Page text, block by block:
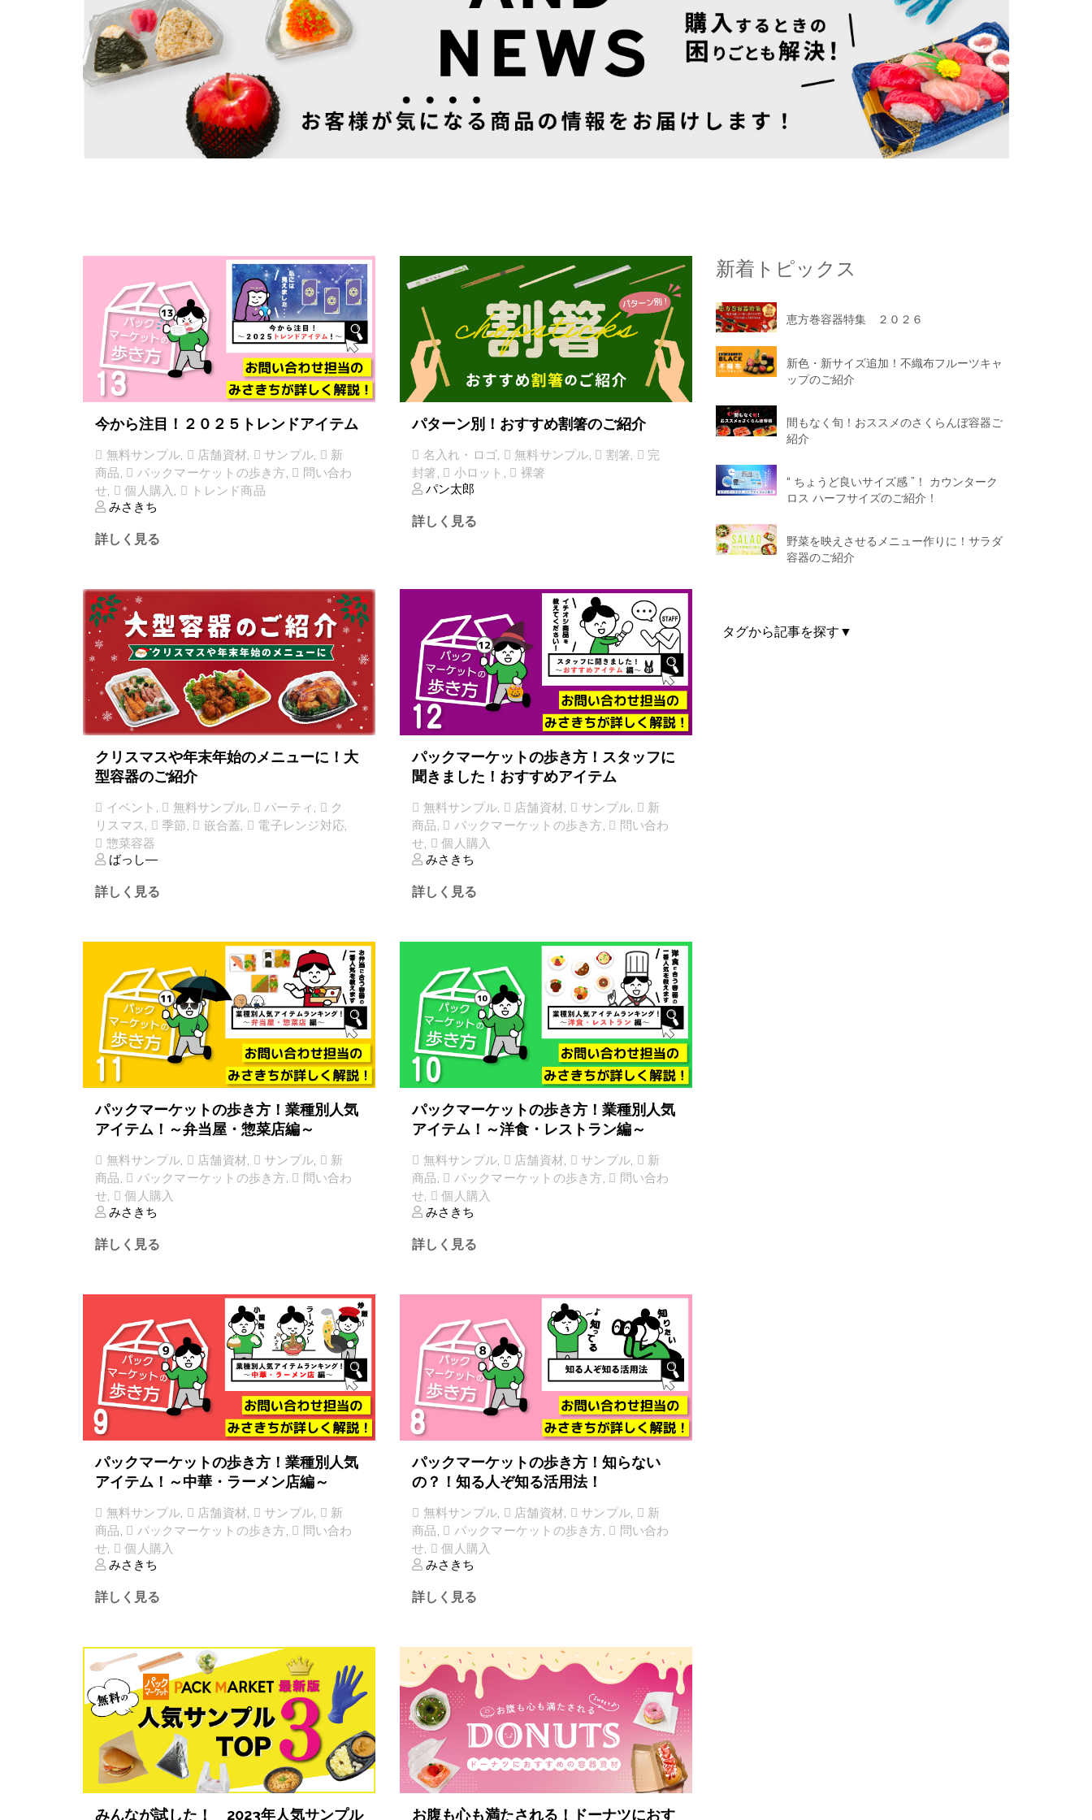
今から注目！２０２５トレンドアイテム
無料サンプル, 店舗資材, サンプル,
新
商品, パックマーケットの歩き方,
問い合わ
せ, 個人購入 ,
トレンド商品
みさきち
詳しく見る
パターン別！おすすめ割箸のご紹介
名入れ・ロゴ, 無料サンプル, 割箸,
完
封箸, 小ロット ,
裸箸
パン太郎
詳しく見る
クリスマスや年末年始のメニューに！大
型容器のご紹介
イベント , 無料サンプル, パーティ ,
ク
リスマス, 季節, 嵌合蓋, 電子レンジ対応,
惣菜容器
ばっし―
詳しく見る
パックマーケットの歩き方！スタッフに
聞きました！おすすめアイテム
無料サンプル, 店舗資材, サンプル,
新
商品, パックマーケットの歩き方,
問い合わ
せ,
個人購入
みさきち
詳しく見る
パックマーケットの歩き方！業種別人気
アイテム！～弁当屋・惣菜店編～
無料サンプル, 店舗資材, サンプル,
新
商品, パックマーケットの歩き方,
問い合わ
せ,
個人購入
みさきち
詳しく見る
パックマーケットの歩き方！業種別人気
アイテム！～洋食・レストラン編～
無料サンプル, 店舗資材, サンプル,
新
商品, パックマーケットの歩き方,
問い合わ
せ,
個人購入
みさきち
詳しく見る
パックマーケットの歩き方！業種別人気
アイテム！～中華・ラーメン店編～
無料サンプル, 店舗資材, サンプル,
新
商品, パックマーケットの歩き方,
問い合わ
せ,
個人購入
みさきち
詳しく見る
パックマーケットの歩き方！知らない
の？！知る人ぞ知る活用法！
無料サンプル, 店舗資材, サンプル,
新
商品, パックマーケットの歩き方,
問い合わ
せ,
個人購入
みさきち
詳しく見る
みんなが試した！ 2023年人気サンプル お腹も心も満たされる！ドーナツにおす
新着トピックス
恵方巻容器特集 ２０２６
新色・新サイズ追加！不織布フルーツキャ
ップのご紹介
間もなく旬！おススメのさくらんぼ容器ご
紹介
“ ちょうど良いサイズ感 ”！ カウンターク
ロス ハーフサイズのご紹介！
野菜を映えさせるメニュー作りに！サラダ
容器のご紹介
タグから記事を探す▼